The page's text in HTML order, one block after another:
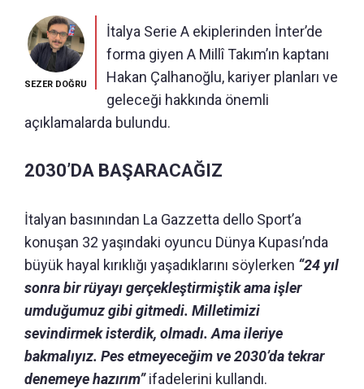
SEZER DOĞRU
İtalya Serie A ekiplerinden İnter’de
forma giyen A Millî Takım’ın kaptanı
Hakan Çalhanoğlu, kariyer planları ve
geleceği hakkında önemli
açıklamalarda bulundu.
2030’DA BAŞARACAĞIZ
İtalyan basınından La Gazzetta dello Sport’a
konuşan 32 yaşındaki oyuncu Dünya Kupası’nda
büyük hayal kırıklığı yaşadıklarını söylerken “24 yıl
sonra bir rüyayı gerçekleştirmiştik ama işler
umduğumuz gibi gitmedi. Milletimizi
sevindirmek isterdik, olmadı. Ama ileriye
bakmalıyız. Pes etmeyeceğim ve 2030’da tekrar
denemeye hazırım”ifadelerini kullandı.